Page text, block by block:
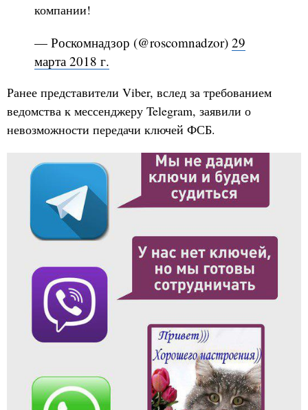
компании!
— Роскомнадзор (@roscomnadzor) 29
марта 2018 г.
Ранее представители Viber, вслед за требованием
ведомства к мессенджеру Telegram, заявили о
невозможности передачи ключей ФСБ.